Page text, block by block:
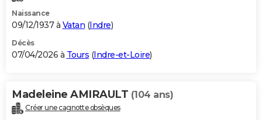
Naissance
09/12/1937 à Vatan (Indre)
Décès
07/04/2026 à Tours (Indre-et-Loire)
Madeleine AMIRAULT (104 ans)
Créer une cagnotte obsèques